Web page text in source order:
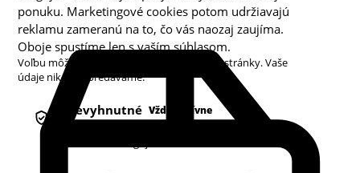
ponuku. Marketingové cookies potom udržiavajú
reklamu zameranú na to, čo vás naozaj zaujíma.
Oboje spustíme len s vaším súhlasom.
Voľbu môžete kedykoľvek zmeniť v pätičke stránky. Vaše
údaje nikdy nepredávame.
Nevyhnutné Vždy aktívne